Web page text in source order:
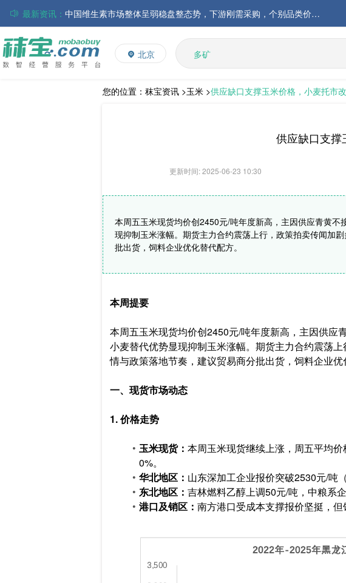
最新资讯：
中国氨基酸市场苏氨酸价格稳定略强，其他品类稳中震荡，整体签单清淡；欧洲物流成本进一步上升
磷酸氢钙市场行情走弱；小苏打和乳清粉市场价格稳定运行
帝斯曼-芬美意发布2026年上半年业绩
巴斯夫集团发布2026年第二季度财务报告
丸红株式会社发布截至2026年6月30日前3个月的合并财务报告
住友化学公布2026财年第一季度业绩
北京
L-赖氨酸硫酸盐
多维
多矿
维生素
饲料添加剂
您的位置： 秣宝资讯 >玉米 >供应缺口支撑玉米价格，小麦托市
供应缺口支撑
更新时间: 2025-06-23 10:30
本周五玉米现货均价创2450元/吨年度新高，主因供应青黄
现抑制玉米涨幅。期货主力合约震荡上行，政策拍卖传闻加
批出货，饲料企业优化替代配方。
本周提要
本周五玉米现货均价创2450元/吨年度新高，主因供
小麦替代优势显现抑制玉米涨幅。期货主力合约震荡
情与政策落地节奏，建议贸易商分批出货，饲料企业优
一、现货市场动态
1. 价格走势
玉米现货： 本周玉米现货继续上涨，周五平均价
0%。
华北地区： 山东深加工企业报价突破2530元/吨
东北地区： 吉林燃料乙醇上调50元/吨，中粮系
港口及销区： 南方港口受成本支撑报价坚挺，但